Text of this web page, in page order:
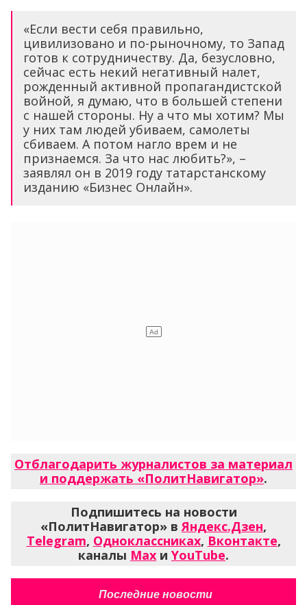
«Если вести себя правильно,
цивилизовано и по-рыночному, то Запад
готов к сотрудничеству. Да, безусловно,
сейчас есть некий негативный налет,
рожденный активной пропагандистской
войной, я думаю, что в большей степени
с нашей стороны. Ну а что мы хотим? Мы
у них там людей убиваем, самолеты
сбиваем. А потом нагло врем и не
признаемся. За что нас любить?», –
заявлял он в 2019 году татарстанскому
изданию «Бизнес Онлайн».
Отблагодарить журналистов за материал
и поддержать «ПолитНавигатор».
Подпишитесь на новости
«ПолитНавигатор» в Яндекс.Дзен,
Telegram, Одноклассниках, Вконтакте,
каналы Max и YouTube.
Последние новости